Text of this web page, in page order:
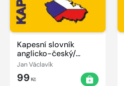
Kapesní slovník
anglicko-český/
česko-anglický
Jan Václavík
99 Kč